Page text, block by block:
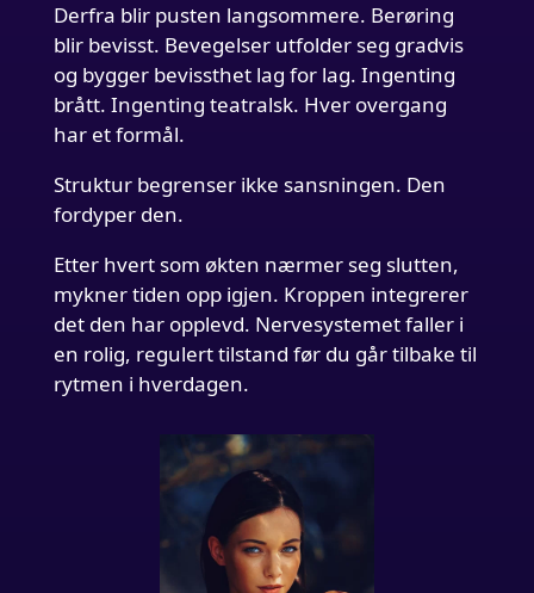
Derfra blir pusten langsommere. Berøring
blir bevisst. Bevegelser utfolder seg gradvis
og bygger bevissthet lag for lag. Ingenting
brått. Ingenting teatralsk. Hver overgang
har et formål.
Struktur begrenser ikke sansningen. Den
fordyper den.
Etter hvert som økten nærmer seg slutten,
mykner tiden opp igjen. Kroppen integrerer
det den har opplevd. Nervesystemet faller i
en rolig, regulert tilstand før du går tilbake til
rytmen i hverdagen.